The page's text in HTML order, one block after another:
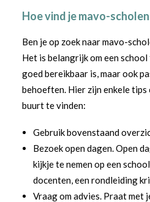
Hoe vind je mavo-
Ben je op zoek naar mavo-
Het is belangrijk om een
goed bereikbaar is, maar ook
behoeften. Hier zijn enkele tips
buurt te vinden:
Gebruik bovenstaand
Bezoek open dagen. Open
kijkje te nemen op een
docenten, een rondleiding
Vraag om advies. Praat met